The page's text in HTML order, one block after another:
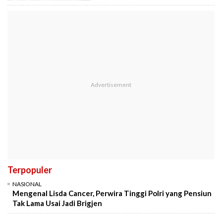
Terpopuler
NASIONAL
Mengenal Lisda Cancer, Perwira Tinggi Polri yang Pensiun
Tak Lama Usai Jadi Brigjen